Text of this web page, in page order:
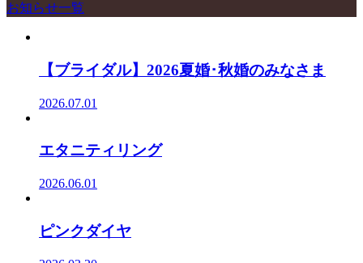
お知らせ一覧
【ブライダル】2026夏婚･秋婚のみなさま
2026.07.01
エタニティリング
2026.06.01
ピンクダイヤ